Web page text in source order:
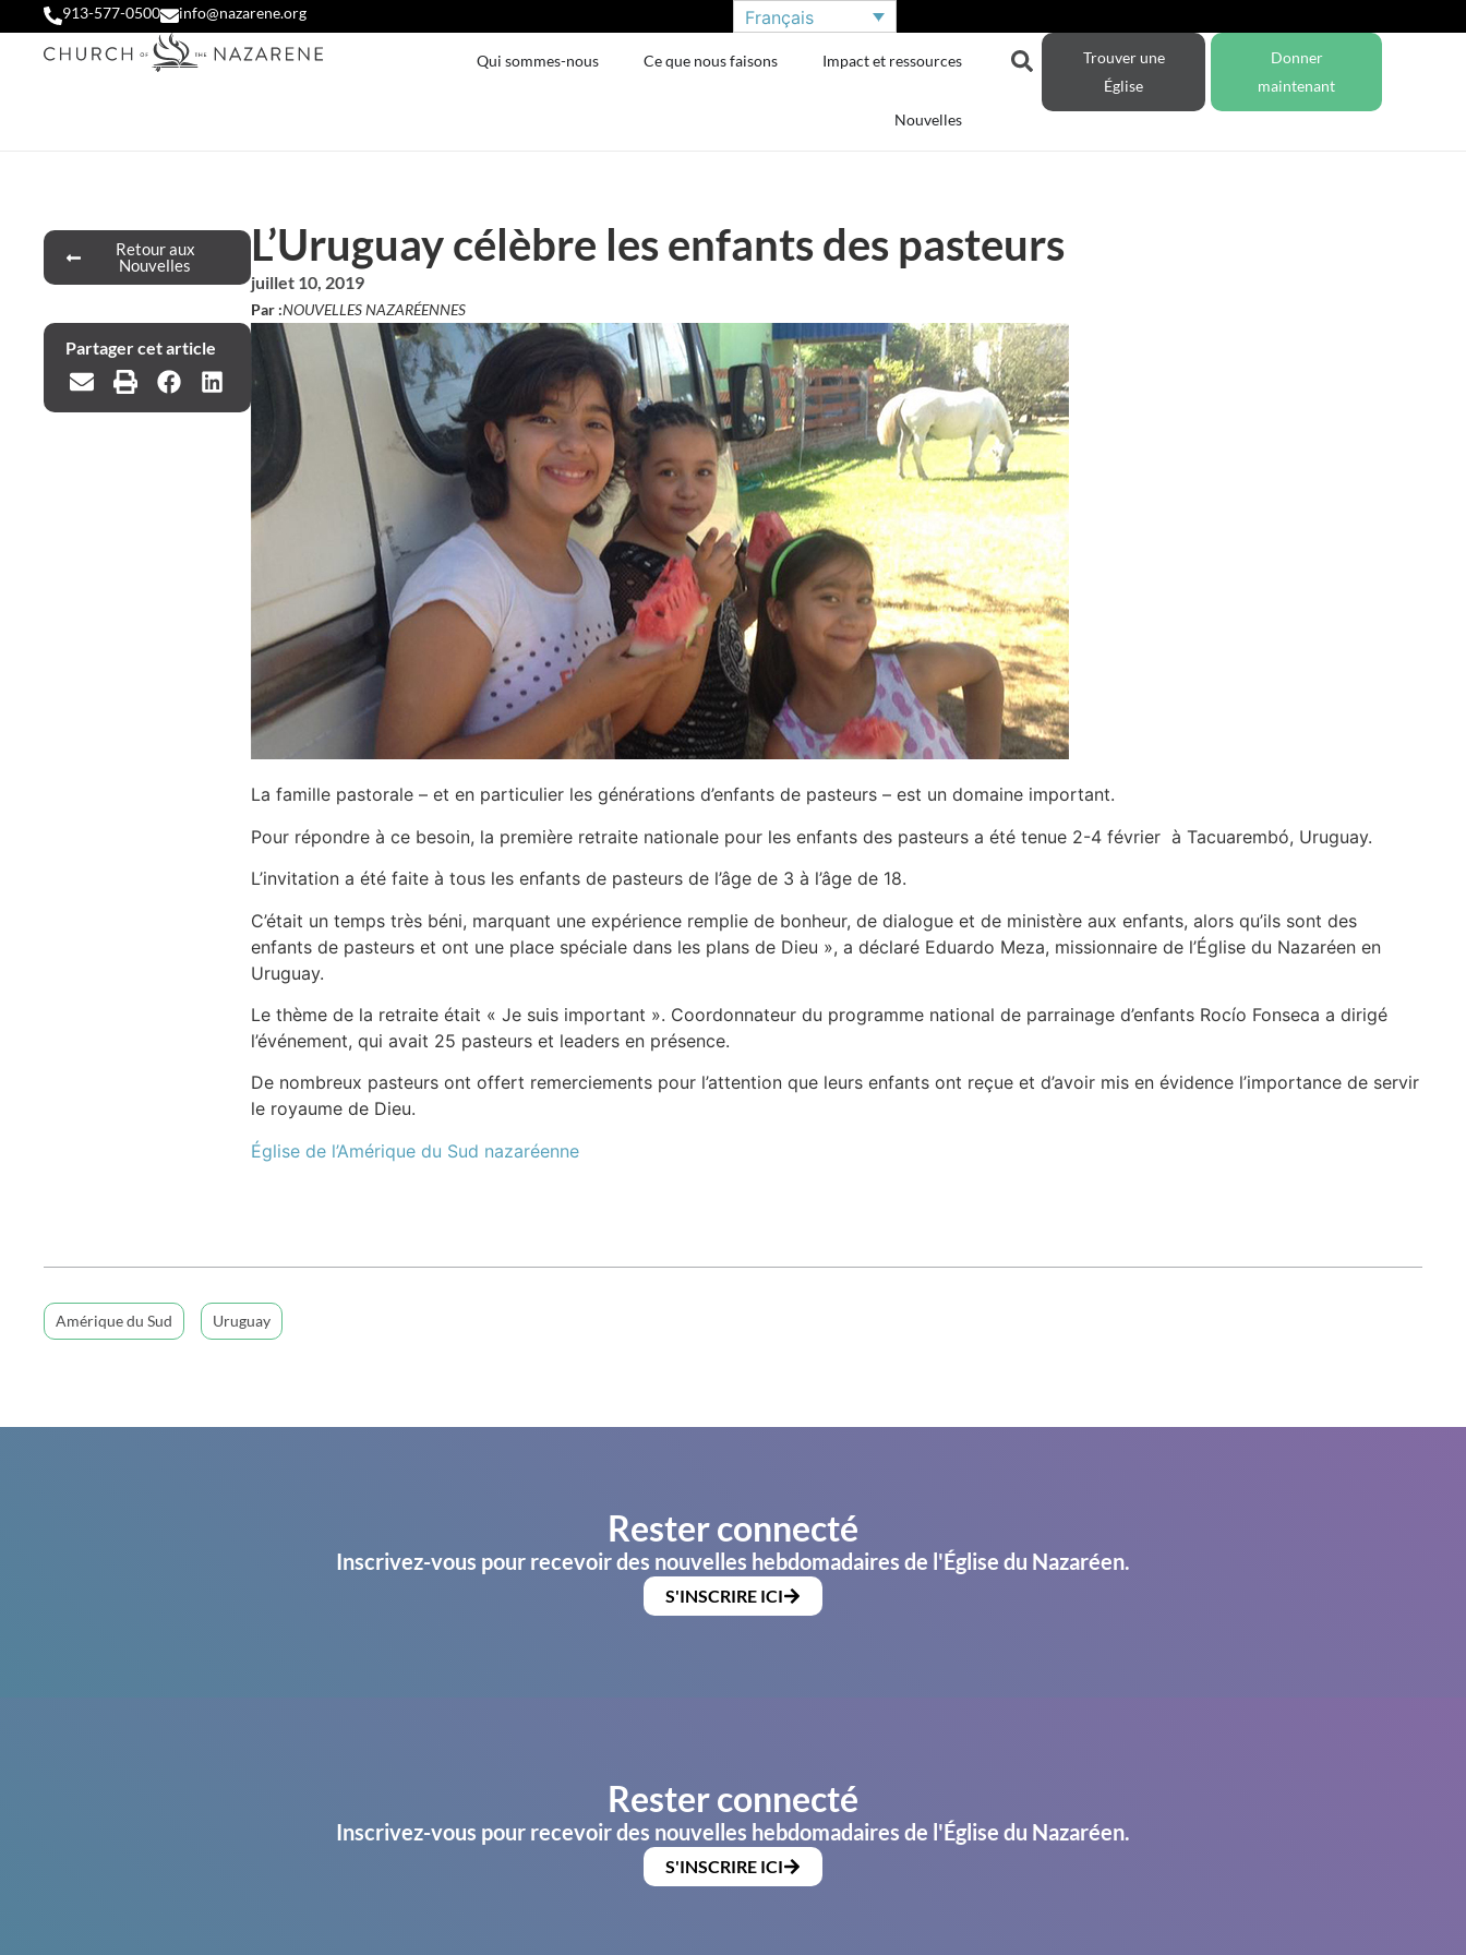
913-577-0500 info@nazarene.org Français
Qui sommes-nous Ce que nous faisons Impact et ressources
Nouvelles
Trouver une
Église
Donner
maintenant
Retour aux
Nouvelles
L’Uruguay célèbre les enfants des pasteurs
juillet 10, 2019
Par :NOUVELLES NAZARÉENNES
Partager cet article
La famille pastorale – et en particulier les générations d’enfants de pasteurs – est un domaine important.
Pour répondre à ce besoin, la première retraite nationale pour les enfants des pasteurs a été tenue 2-4 février à Tacuarembó, Uruguay.
L’invitation a été faite à tous les enfants de pasteurs de l’âge de 3 à l’âge de 18.
C’était un temps très béni, marquant une expérience remplie de bonheur, de dialogue et de ministère aux enfants, alors qu’ils sont des
enfants de pasteurs et ont une place spéciale dans les plans de Dieu », a déclaré Eduardo Meza, missionnaire de l’Église du Nazaréen en
Uruguay.
Le thème de la retraite était « Je suis important ». Coordonnateur du programme national de parrainage d’enfants Rocío Fonseca a dirigé
l’événement, qui avait 25 pasteurs et leaders en présence.
De nombreux pasteurs ont offert remerciements pour l’attention que leurs enfants ont reçue et d’avoir mis en évidence l’importance de servir
le royaume de Dieu.
Église de l’Amérique du Sud nazaréenne
Amérique du Sud Uruguay
Rester connecté
Inscrivez-vous pour recevoir des nouvelles hebdomadaires de l'Église du Nazaréen.
S'INSCRIRE ICI
Rester connecté
Inscrivez-vous pour recevoir des nouvelles hebdomadaires de l'Église du Nazaréen.
S'INSCRIRE ICI